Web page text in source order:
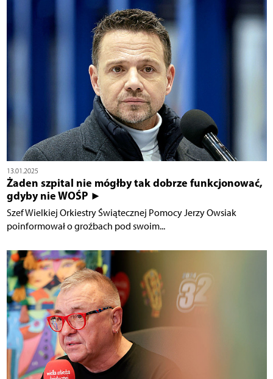
13.01.2025
Żaden szpital nie mógłby tak dobrze funkcjonować,
gdyby nie WOŚP ►
Szef Wielkiej Orkiestry Świątecznej Pomocy Jerzy Owsiak
poinformował o groźbach pod swoim...